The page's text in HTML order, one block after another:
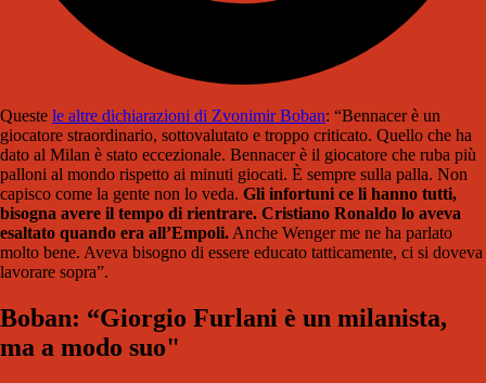
Queste le altre dichiarazioni di Zvonimir Boban: “Bennacer è un
giocatore straordinario, sottovalutato e troppo criticato. Quello che ha
dato al Milan è stato eccezionale. Bennacer è il giocatore che ruba più
palloni al mondo rispetto ai minuti giocati. È sempre sulla palla. Non
capisco come la gente non lo veda. Gli infortuni ce li hanno tutti,
bisogna avere il tempo di rientrare. Cristiano Ronaldo lo aveva
esaltato quando era all’Empoli.Anche Wenger me ne ha parlato
molto bene. Aveva bisogno di essere educato tatticamente, ci si doveva
lavorare sopra”.
Boban: “Giorgio Furlani è un milanista,
ma a modo suo"